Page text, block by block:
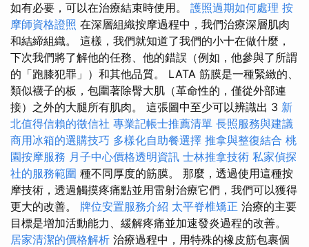
如有必要，可以在治療結束時使用。 護照過期如何處理 按
摩師資格證照 在深層組織按摩過程中，我們治療深層肌肉
和結締組織。 這樣，我們就知道了我們的小十在做什麼，
下次我們將了解他的任務、他的錯誤（例如，他參與了所謂
的「跑膝犯罪」）和其他品質。 LATA 筋膜是一種緊緻的、
類似襪子的板，包圍著除臀大肌（革命性的，僅從外部連
接）之外的大腿所有肌肉。 這張圖中至少可以辨識出 3 新
北值得信賴的徵信社 專業記帳士推薦清單 長照服務與建議
商用冰箱的選購技巧 多樣化自助餐選擇 推拿與整復結合 桃
園按摩服務 月子中心價格透明資訊 士林推拿技術 私家偵探
社的服務範圍 種不同厚度的筋膜。 那麼，透過使用這種按
摩技術，透過觸摸疼痛點並用雷射治療它們，我們可以獲得
更大的改善。 牌位安置服務介紹 太平脊椎矯正 治療的主要
目標是增加活動能力、緩解疼痛並加速發炎過程的改善。
居家清潔的價格解析 治療過程中，用特殊的橡皮筋包裹個